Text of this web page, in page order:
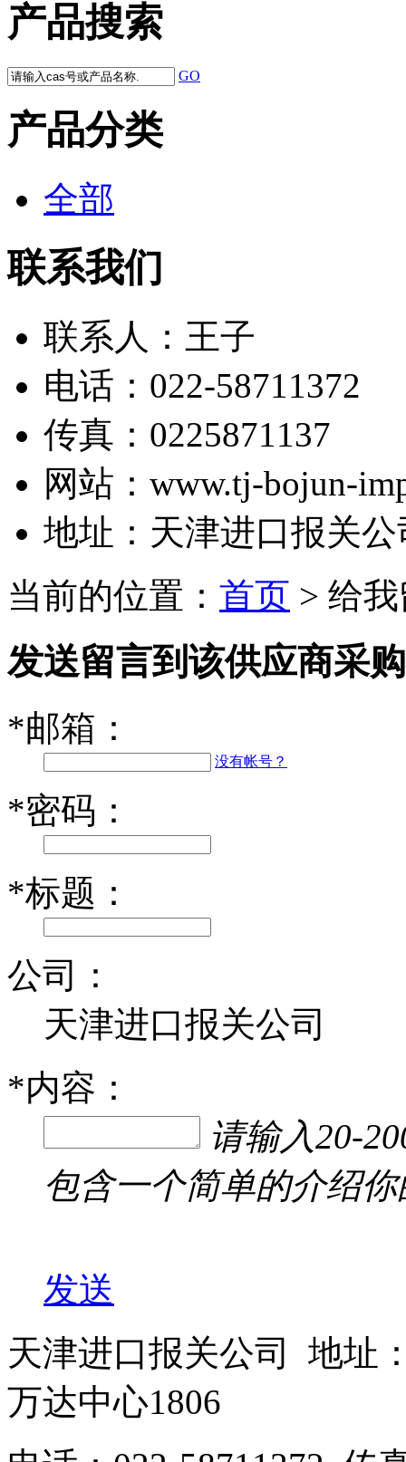
产品搜索
GO
产品分类
全部
联系我们
联系人： 王子
电话： 022-58711372
传真： 0225871137
网站： www.tj-bojun-
地址： 天津进口报关
当前的位置： 首页 > 给
发送留言到该供应商采购
*邮箱：
没有帐号？
*密码：
*标题：
公司：
天津进口报关公司
*内容：
请输入20-
包含一个简单的介绍
发送
天津进口报关公司 地址
万达中心1806